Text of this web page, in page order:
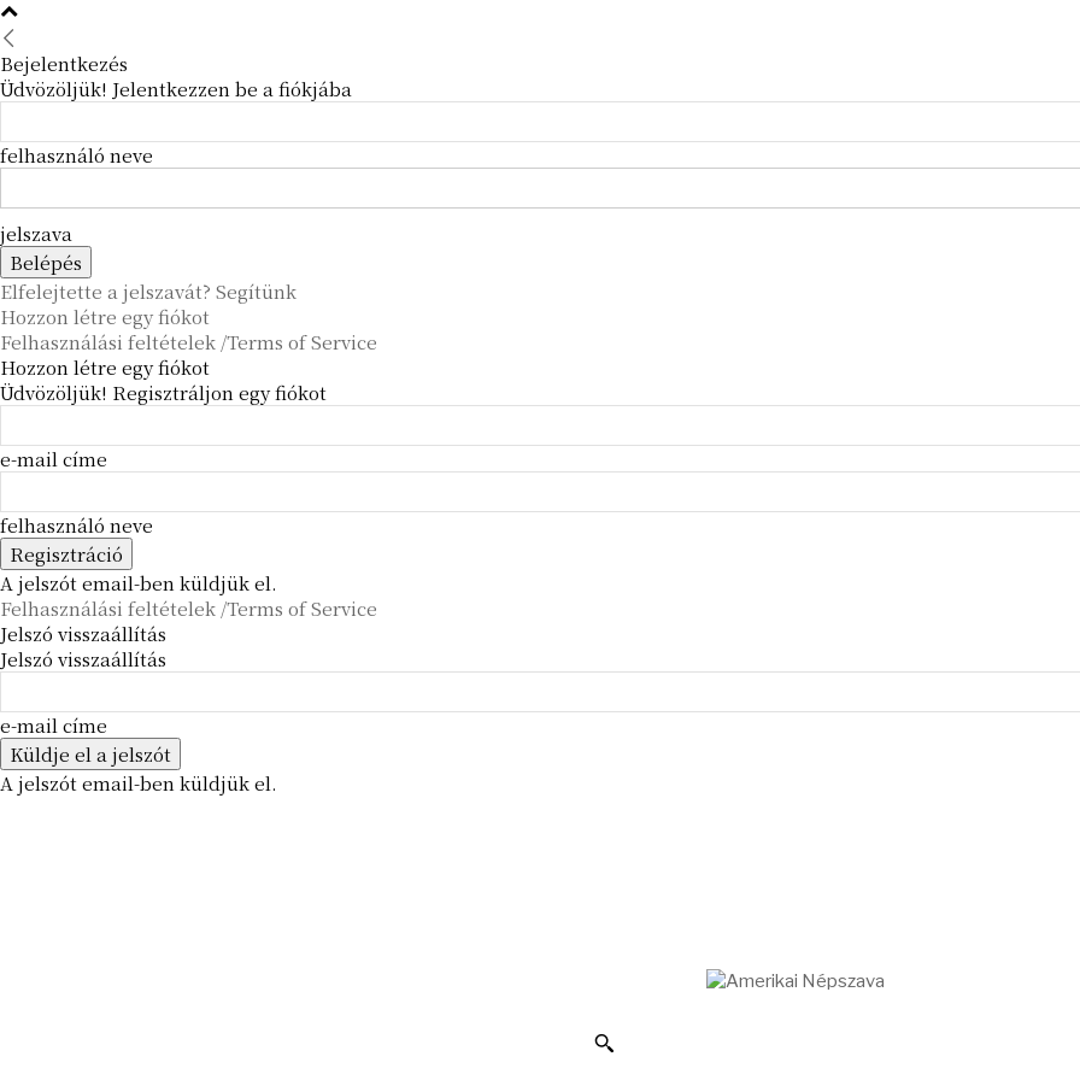
Bejelentkezés
Üdvözöljük! Jelentkezzen be a fiókjába
felhasználó neve
jelszava
Elfelejtette a jelszavát? Segítünk
Hozzon létre egy fiókot
Felhasználási feltételek /Terms of Service
Hozzon létre egy fiókot
Üdvözöljük! Regisztráljon egy fiókot
e-mail címe
felhasználó neve
A jelszót email-ben küldjük el.
Felhasználási feltételek /Terms of Service
Jelszó visszaállítás
Jelszó visszaállítás
e-mail címe
A jelszót email-ben küldjük el.